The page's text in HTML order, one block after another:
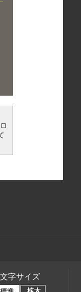
文字サイズ